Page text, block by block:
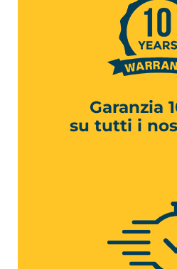
Garanzia
su tutti i